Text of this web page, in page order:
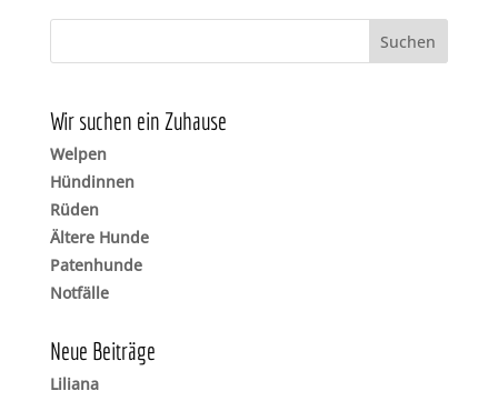
Wir suchen ein Zuhause
Welpen
Hündinnen
Rüden
Ältere Hunde
Patenhunde
Notfälle
Neue Beiträge
Liliana